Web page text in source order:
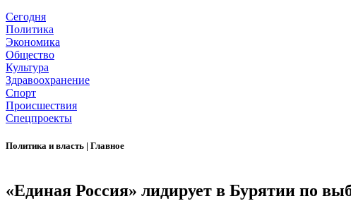
Сегодня
Политика
Экономика
Общество
Культура
Здравоохранение
Спорт
Происшествия
Спецпроекты
Политика и власть | Главное
«Единая Россия» лидирует в Бурятии по